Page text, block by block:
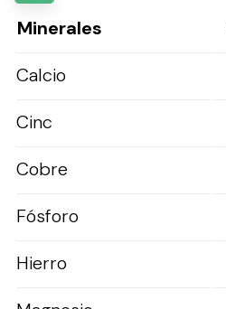
Minerales
Calcio
Cinc
Cobre
Fósforo
Hierro